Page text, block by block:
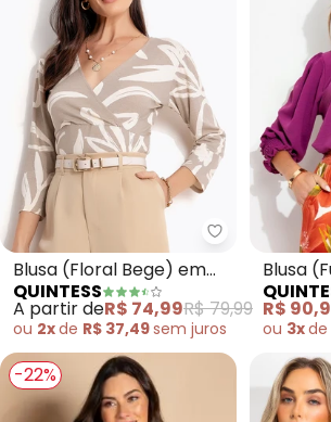
Quintess -
Blusa (Floral Bege) em
Malha de Viscose
QUINTESS
A partir deR$ 74,99R$ 79,99
ou 2xde R$ 37,49sem juros
Blusa
Plano
R$
ou 3xde
-22%